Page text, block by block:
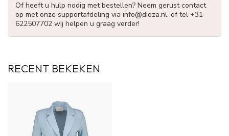
Of heeft u hulp nodig met bestellen? Neem gerust contact
op met onze supportafdeling via info@dioza.nl. of tel +31
622507702 wij helpen u graag verder!
RECENT BEKEKEN